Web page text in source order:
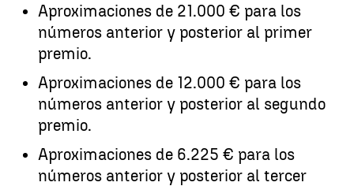
Aproximaciones de 21.000 € para los
números anterior y posterior al primer
premio.
Aproximaciones de 12.000 € para los
números anterior y posterior al segundo
premio.
Aproximaciones de 6.225 € para los
números anterior y posterior al tercer